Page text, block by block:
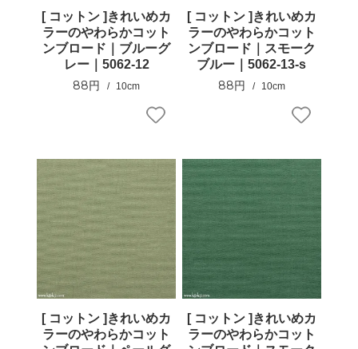
[ コットン ]きれいめカ
ラーのやわらかコット
ンブロード｜ブルーグ
レー｜5062-12
88円 10cm
[ コットン ]きれいめカ
ラーのやわらかコット
ンブロード｜スモーク
ブルー｜5062-13-s
88円 10cm
[ コットン ]きれいめカ
ラーのやわらかコット
[ コットン ]きれいめカ
ラーのやわらかコット